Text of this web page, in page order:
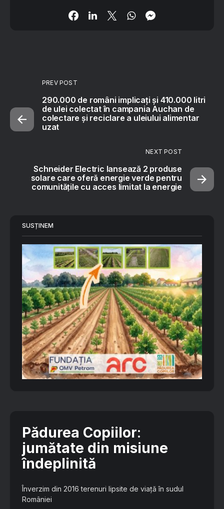
PREV POST
290.000 de români implicați și 410.000 litri
de ulei colectat în campania Auchan de
colectare și reciclare a uleiului alimentar
uzat
NEXT POST
Schneider Electric lansează 2 produse
solare care oferă energie verde pentru
comunitățile cu acces limitat la energie
SUSȚINEM
Pădurea Copiilor:
jumătate din misiune
îndeplinită
Înverzim din 2016 terenuri lipsite de viață în sudul
României